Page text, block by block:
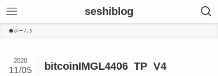
seshiblog
ホーム
bitcoinIMGL4406_TP_V4
2020
11/05